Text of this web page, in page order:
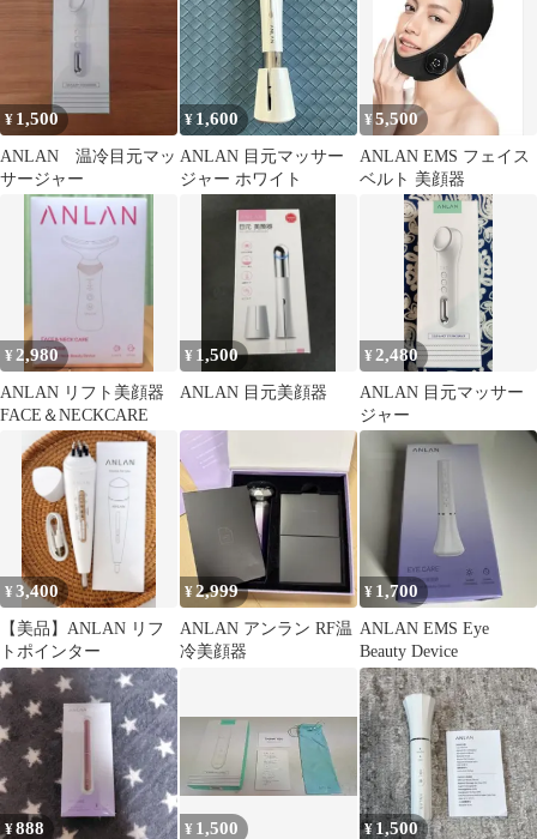
¥ 1,500
ANLAN 温冷目元マッ
サージャー
¥1,600
ANLAN 目元マッサー
ジャー ホワイト
¥5,500
ANLAN EMS フェイス
ベルト 美顔器
¥2,980
ANLAN リフト美顔器
FACE＆NECKCARE
¥ 1,500
ANLAN 目元美顔器
¥2,480
ANLAN 目元マッサー
ジャー
¥3,400
【美品】ANLAN リフ
トポインター
¥2,999
ANLAN アンラン RF温
冷美顔器
¥ 1,700
ANLAN EMS Eye
Beauty Device
¥888 ¥ 1,500 ¥1,500